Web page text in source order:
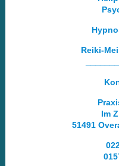
Reiki-
Im
51491